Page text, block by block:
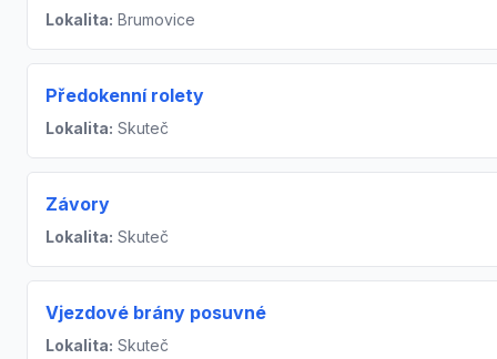
Lokalita: Brumovice
Předokenní rolety
Lokalita: Skuteč
Závory
Lokalita: Skuteč
Vjezdové brány posuvné
Lokalita: Skuteč